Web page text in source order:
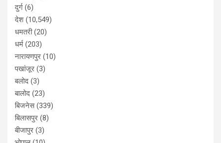
दुर्ग (6)
देश (10,549)
धमतरी(20)
धर्म (203)
नारायणपुर (10)
पखांजूर (3)
बलोद (3)
बालोद (23)
बिजनेस(339)
बिलासपुर (8)
बीजापुर (3)